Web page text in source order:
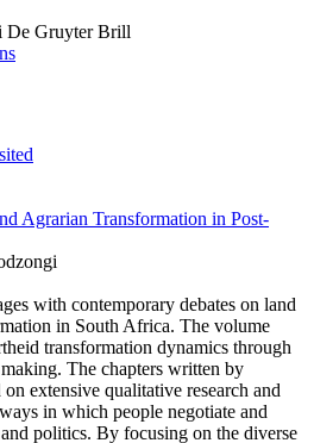
De Gruyter Brill
Agrarian Transformation in Post-
with contemporary debates on land
in South Africa. The volume
transformation dynamics through
The chapters written by
extensive qualitative research and
in which people negotiate and
politics. By focusing on the diverse